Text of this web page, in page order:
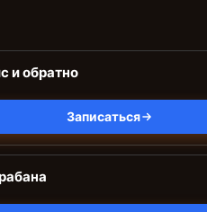
и обратно
Записаться